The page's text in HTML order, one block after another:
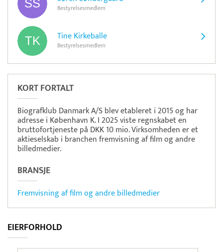
Bestyrelsesmedlem
Tine Kirkeballe
Bestyrelsesmedlem
KORT FORTALT
Biografklub Danmark A/S blev etableret i 2015 og har
adresse i København K. I 2025 viste regnskabet en
bruttofortjeneste på DKK 10 mio. Virksomheden er et
aktieselskab i branchen fremvisning af film og andre
billedmedier.
BRANSJE
Fremvisning af film og andre billedmedier
EIERFORHOLD